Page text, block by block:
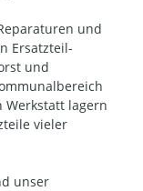
und
Ersatzteil-
und
Werkstatt lagern
vieler
unser